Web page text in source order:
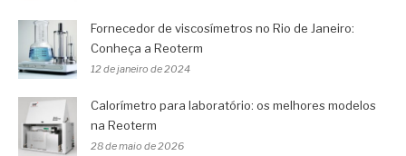
Fornecedor de viscosímetros no Rio de Janeiro:
Conheça a Reoterm
12 de janeiro de 2024
Calorímetro para laboratório: os melhores modelos
na Reoterm
28 de maio de 2026